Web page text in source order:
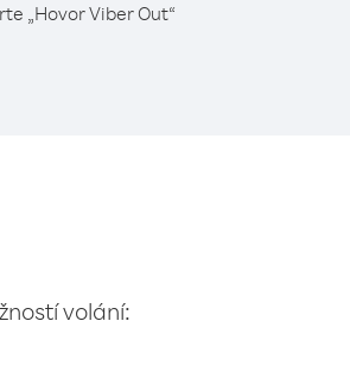
„Hovor Viber Out“
volání: